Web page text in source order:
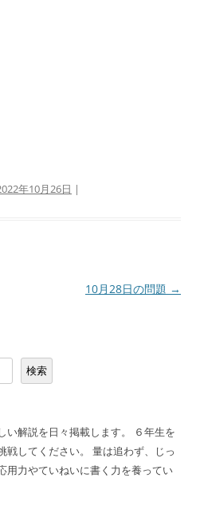
年10月26日 |
10月28日の問題 →
検索
い解説を日々掲載します。 ６年生を
戦してください。 量は追わず、じっ
用力やていねいに書く力を養ってい